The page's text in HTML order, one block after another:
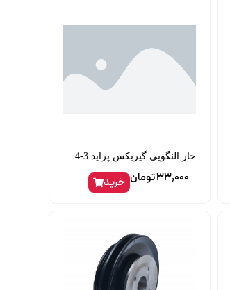
خار النگویی گیربکس پراید 3-4
33,000تومان خرید